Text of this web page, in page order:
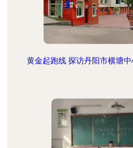
黄金起跑线 探访丹阳市横塘